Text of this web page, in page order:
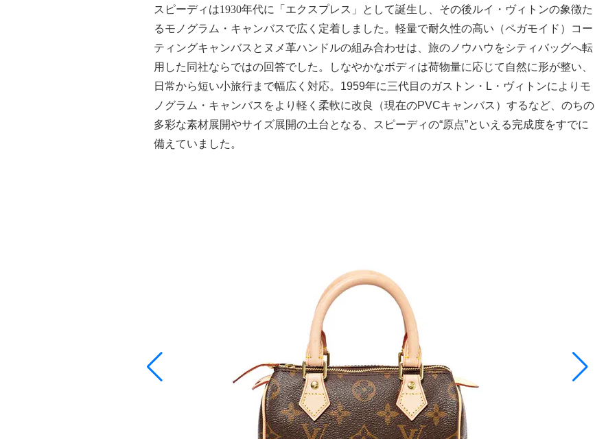
スピーディは1930年代に「エクスプレス」として誕生し、その後ルイ・ヴィトンの象徴た
るモノグラム・キャンバスで広く定着しました。軽量で耐久性の高い（ペガモイド）コー
ティングキャンバスとヌメ革ハンドルの組み合わせは、旅のノウハウをシティバッグへ転
用した同社ならではの回答でした。しなやかなボディは荷物量に応じて自然に形が整い、
日常から短い小旅行まで幅広く対応。1959年に三代目のガストン・L・ヴィトンによりモ
ノグラム・キャンバスをより軽く柔軟に改良（現在のPVCキャンバス）するなど、のちの
多彩な素材展開やサイズ展開の土台となる、スピーディの“原点”といえる完成度をすでに
備えていました。